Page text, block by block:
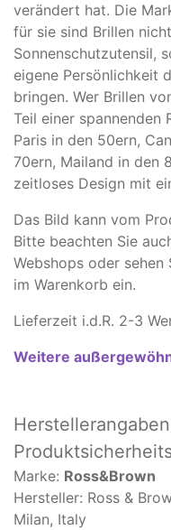
verändert hat. Die
für sie sind Brillen
Sonnenschutzutensil,
eigene Persönlichkeit
bringen. Wer Brillen
Teil einer spannenden
Paris in den 50ern,
70ern, Mailand in den
zeitloses Design mit
Das Bild kann vom
​Bitte beachten Sie
Webshops oder
im Warenkorb ein.
Lieferzeit i.d.R. 2-3
Weitere
Herstellerangaben
Marke: Ross&Brown
Hersteller: Ross &
Milan, Italy